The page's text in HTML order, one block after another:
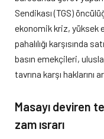
Sendikası (TGS)
ekonomik kriz, yüksek
pahalılığı karşısında
basın emekçileri,
tavrına karşı haklarını
Masayı deviren
zam ısrarı